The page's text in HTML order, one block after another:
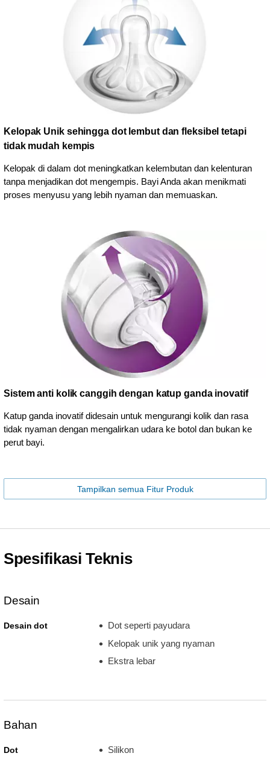
Kelopak Unik sehingga dot lembut dan fleksibel tetapi
tidak mudah kempis
Kelopak di dalam dot meningkatkan kelembutan dan kelenturan
tanpa menjadikan dot mengempis. Bayi Anda akan menikmati
proses menyusu yang lebih nyaman dan memuaskan.
Sistem anti kolik canggih dengan katup ganda inovatif
Katup ganda inovatif didesain untuk mengurangi kolik dan rasa
tidak nyaman dengan mengalirkan udara ke botol dan bukan ke
perut bayi.
Tampilkan semua Fitur Produk
Spesifikasi Teknis
Desain
Desain dot
Dot seperti payudara
Kelopak unik yang nyaman
Ekstra lebar
Bahan
Dot Silikon